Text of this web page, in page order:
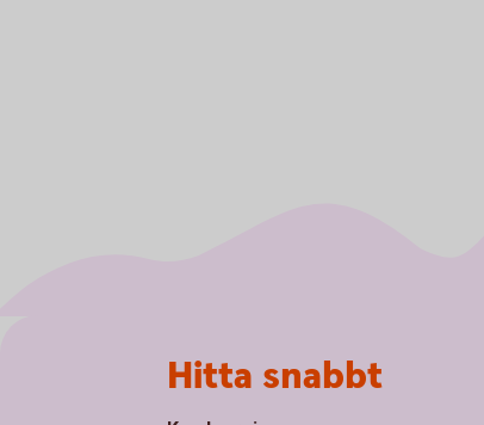
Hitta snabbt